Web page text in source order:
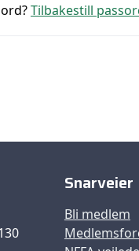
Tilbakestill
Snarveier
Bli medlem